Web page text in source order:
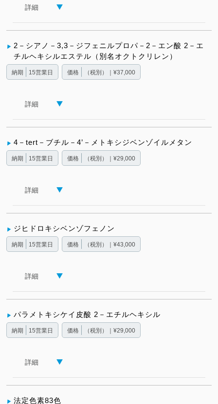
詳細
2－シアノ－3,3－ジフェニルプロパ－2－エン酸 2－エ
チルヘキシルエステル（別名オクトクリレン）
納期 15営業日 価格 （税別）｜¥37,000
詳細
4－tert－ブチル－4’－メトキシジベンゾイルメタン
納期 15営業日 価格 （税別）｜¥29,000
詳細
ジヒドロキシベンゾフェノン
納期 15営業日 価格 （税別）｜¥43,000
詳細
パラメトキシケイ皮酸 2－エチルヘキシル
納期 15営業日 価格 （税別）｜¥29,000
詳細
法定色素83色